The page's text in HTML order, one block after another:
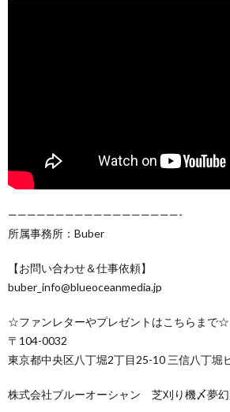
——————————————————-
所属事務所：Buber
【お問い合わせ＆仕事依頼】
buber_info@blueoceanmedia.jp
☆ファンレターやプレゼントはこちらまで☆
〒104-0032
東京都中央区八丁堀2丁目25-10 三信八丁堀
株式会社ブルーオーシャン 芝刈り機〆夢